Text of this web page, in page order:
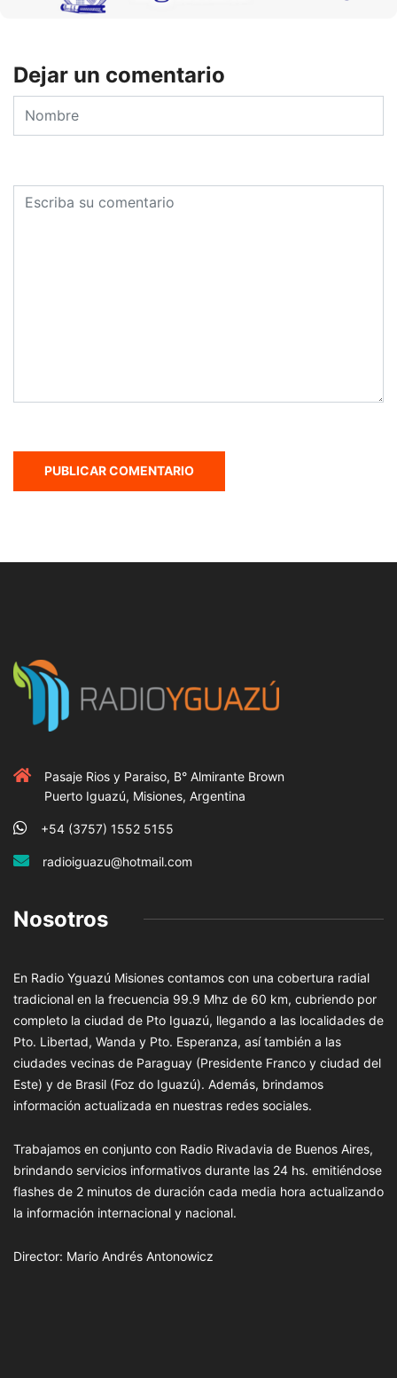
Dejar un comentario
Pasaje Rios y Paraiso, B° Almirante Brown
Puerto Iguazú, Misiones, Argentina
+54 (3757) 1552 5155
radioiguazu@hotmail.com
Nosotros
En Radio Yguazú Misiones contamos con una cobertura radial
tradicional en la frecuencia 99.9 Mhz de 60 km, cubriendo por
completo la ciudad de Pto Iguazú, llegando a las localidades de
Pto. Libertad, Wanda y Pto. Esperanza, así también a las
ciudades vecinas de Paraguay (Presidente Franco y ciudad del
Este) y de Brasil (Foz do Iguazú). Además, brindamos
información actualizada en nuestras redes sociales.
Trabajamos en conjunto con Radio Rivadavia de Buenos Aires,
brindando servicios informativos durante las 24 hs. emitiéndose
flashes de 2 minutos de duración cada media hora actualizando
la información internacional y nacional.
Director: Mario Andrés Antonowicz